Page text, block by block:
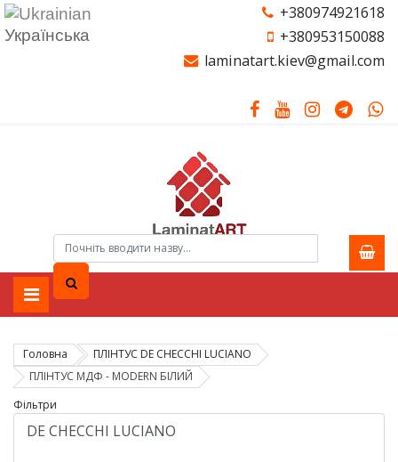
Українська
+380974921618
+380953150088
laminatart.kiev@gmail.com
Головна
ПЛІНТУС DE CHEСCHI LUCIANO
ПЛІНТУС МДФ - MODERN БІЛИЙ
Фільтри